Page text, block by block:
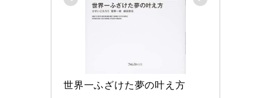
世界一ふざけた夢の叶え方